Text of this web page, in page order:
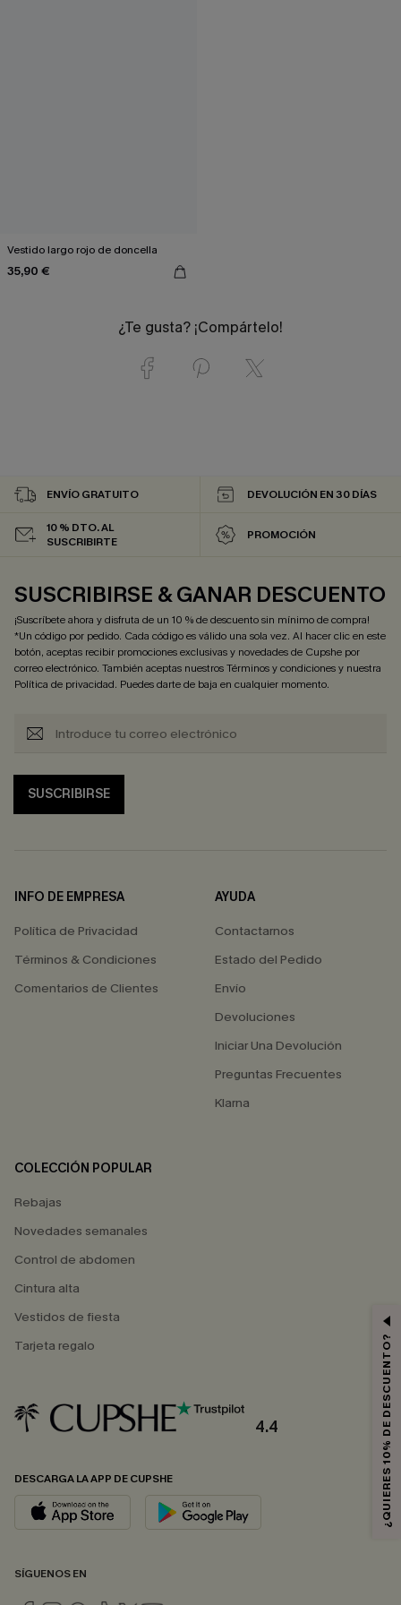
Vestido largo rojo de doncella
35,90 €
¿Te gusta? ¡Compártelo!
ENVÍO GRATUITO DEVOLUCIÓN EN 30 DÍAS
10 % DTO. AL
SUSCRIBIRTE
PROMOCIÓN
SUSCRIBIRSE & GANAR DESCUENTO
¡Suscríbete ahora y disfruta de un 10 % de descuento sin mínimo de compra!
*Un código por pedido. Cada código es válido una sola vez. Al hacer clic en este
botón, aceptas recibir promociones exclusivas y novedades de Cupshe por
correo electrónico. También aceptas nuestrosTérminos y condicionesy nuestra
Política de privacidad. Puedes darte de baja en cualquier momento.
SUSCRIBIRSE
INFO DE EMPRESA
Política de Privacidad
Términos & Condiciones
Comentarios de Clientes
AYUDA
Contactarnos
Estado del Pedido
Envío
Devoluciones
Iniciar Una Devolución
Preguntas Frecuentes
Klarna
COLECCIÓN POPULAR
Rebajas
Novedades semanales
Control de abdomen
Cintura alta
Vestidos de fiesta
Tarjeta regalo
4.4
DESCARGA LA APP DE CUPSHE
SÍGUENOS EN
¿QUIERES 10% DE DESCUENTO?